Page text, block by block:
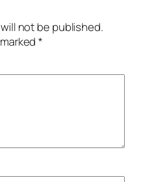
not be published.
*